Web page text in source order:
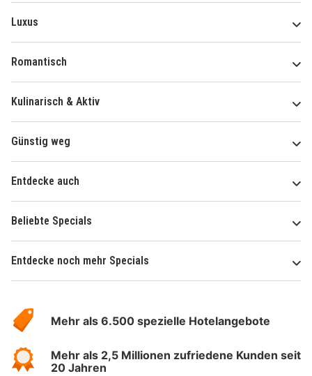
Luxus
Romantisch
Kulinarisch & Aktiv
Günstig weg
Entdecke auch
Beliebte Specials
Entdecke noch mehr Specials
Hotelspecials
Mehr als 6.500 spezielle Hotelangebote
Mehr als 2,5 Millionen zufriedene Kunden seit
20 Jahren